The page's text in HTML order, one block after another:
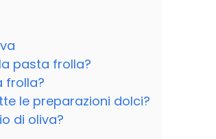
pasta frolla?
frolla?
le preparazioni dolci?
di oliva?